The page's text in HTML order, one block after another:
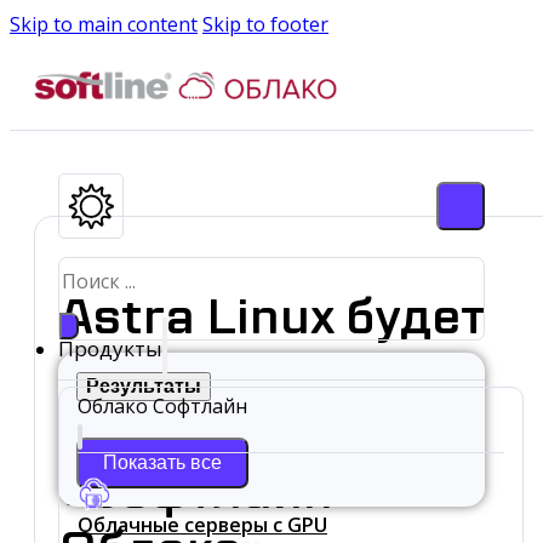
Skip to main contentSkip to footer
Search
...
Результаты
Показать все
Продукты
Облако Софтлайн
Облачные серверы с GPU
Astra Linux будет
доступна
клиентам
«Софтлайн